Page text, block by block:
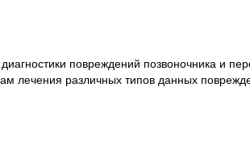
повреждений позвоночника и
лечения различных типов данных